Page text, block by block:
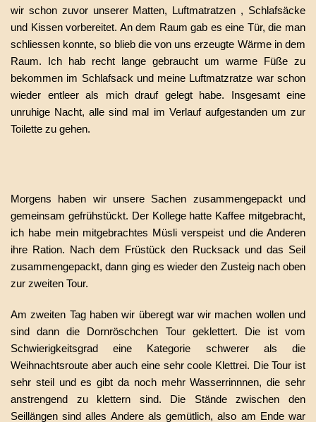
wir schon zuvor unserer Matten, Luftmatratzen , Schlafsäcke
und Kissen vorbereitet. An dem Raum gab es eine Tür, die man
schliessen konnte, so blieb die von uns erzeugte Wärme in dem
Raum. Ich hab recht lange gebraucht um warme Füße zu
bekommen im Schlafsack und meine Luftmatzratze war schon
wieder entleer als mich drauf gelegt habe. Insgesamt eine
unruhige Nacht, alle sind mal im Verlauf aufgestanden um zur
Toilette zu gehen.
Morgens haben wir unsere Sachen zusammengepackt und
gemeinsam gefrühstückt. Der Kollege hatte Kaffee mitgebracht,
ich habe mein mitgebrachtes Müsli verspeist und die Anderen
ihre Ration. Nach dem Früstück den Rucksack und das Seil
zusammengepackt, dann ging es wieder den Zusteig nach oben
zur zweiten Tour.
Am zweiten Tag haben wir überegt war wir machen wollen und
sind dann die Dornröschchen Tour geklettert. Die ist vom
Schwierigkeitsgrad eine Kategorie schwerer als die
Weihnachtsroute aber auch eine sehr coole Klettrei. Die Tour ist
sehr steil und es gibt da noch mehr Wasserrinnnen, die sehr
anstrengend zu klettern sind. Die Stände zwischen den
Seillängen sind alles Andere als gemütlich, also am Ende war